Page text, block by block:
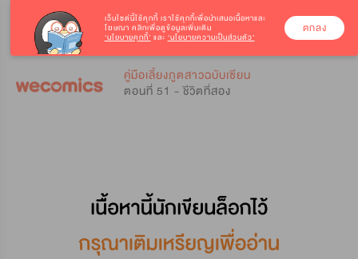
คู่มือเลี้ยงภูตสาวฉบับเซียน
ตอนที่ 51 - ชีวิตที่สอง
เว็บไซต์นี้ใช้คุกกี้ เราใช้คุกกี้เพื่อนำเสนอเนื้อหาและ
โฆษณา คลิกเพื่อดูข้อมูลเพิ่มเติม
‘นโยบายคุกกี้’ และ ‘นโยบายความเป็นส่วนตัว’
ตกลง